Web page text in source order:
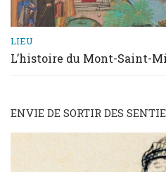
LIEU
L’histoire du Mont-Saint-
ENVIE DE SORTIR DES